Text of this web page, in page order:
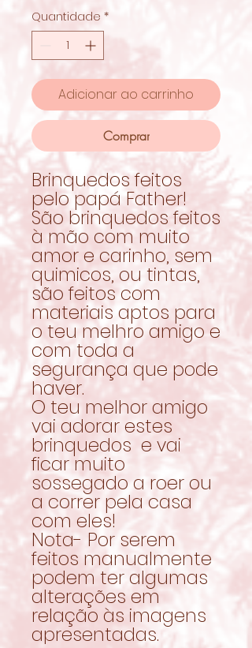
metro
Quantidade *
Adicionar ao carrinho
Comprar
Brinquedos feitos
pelo papá Father!
São brinquedos feitos
à mão com muito
amor e carinho, sem
quimicos, ou tintas,
são feitos com
materiais aptos para
o teu melhro amigo e
com toda a
segurança que pode
haver.
O teu melhor amigo
vai adorar estes
brinquedos e vai
ficar muito
sossegado a roer ou
a correr pela casa
com eles!
Nota- Por serem
feitos manualmente
podem ter algumas
alterações em
relação às imagens
apresentadas.